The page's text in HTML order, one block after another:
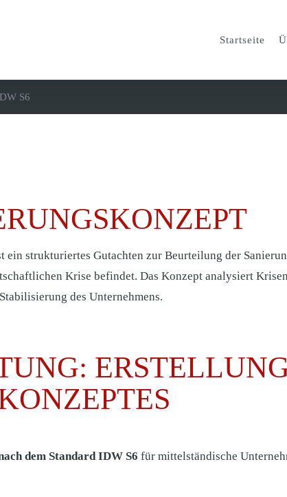
Startseite
S6
ein strukturiertes Gutachten zur Beurteilung der
Krise befindet. Das Konzept analysiert
des Unternehmens.
dem Standard IDW S6 für mittelständische